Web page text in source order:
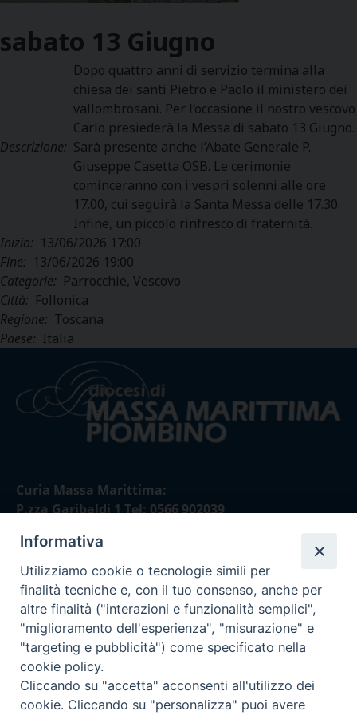
sabato 13 Giugno
Descrizione:
Dopo quattro anni di servizio termina alla
chiesa dei santi Pietro e Paolo il ministero dei
vallombrosani. Per l’occasione il nostro vescovo
Carlo presiederà la Messa di sabato 13 Giugno.
Sarà presente anche l’Abate Generale P.
Giuseppe Casetta OSB. Le cerimonie
cominceranno con i vespri solenni alle ore
17.00, cui seguirà la Santa Messa delle 17.30.
Infine, un piccolo rinfresco di fraternità.
Inizio: 13/06/2026 17:00
Fine: 13/06/2026 19:00
Categorie: Parrocchie, Vescovo
Città: Follonica
Regione: Toscana
Paese: Italia
Curia Massa Marittima:
P.zza Garibaldi 1 Tel: 0566 902039
Curia Piombino:
Via Don Minzoni,58/A Tel e Fax: 0565 32036
E-mail:
curia@diocesimassamarittima.it
Informativa
Utilizziamo cookie o tecnologie simili per
finalità tecniche e, con il tuo consenso, anche per
altre finalità ("interazioni e funzionalità semplici",
"miglioramento dell'esperienza", "misurazione" e
"targeting e pubblicità") come specificato nella
cookie policy.
Cliccando su "accetta" acconsenti all'utilizzo dei
cookie. Cliccando su "personalizza" puoi avere